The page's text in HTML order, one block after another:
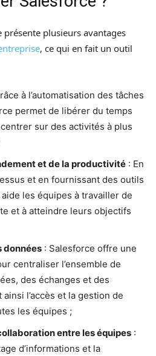
présente plusieurs avantages
, ce qui en fait un outil
à l’automatisation des tâches
permet de libérer du temps
sur des activités à plus
et de la productivité : En
et en fournissant des outils
les équipes à travailler de
et à atteindre leurs objectifs
données : Salesforce offre une
centraliser l’ensemble de
des échanges et des
l’accès et la gestion de
les équipes ;
entre les équipes :
d’informations et la